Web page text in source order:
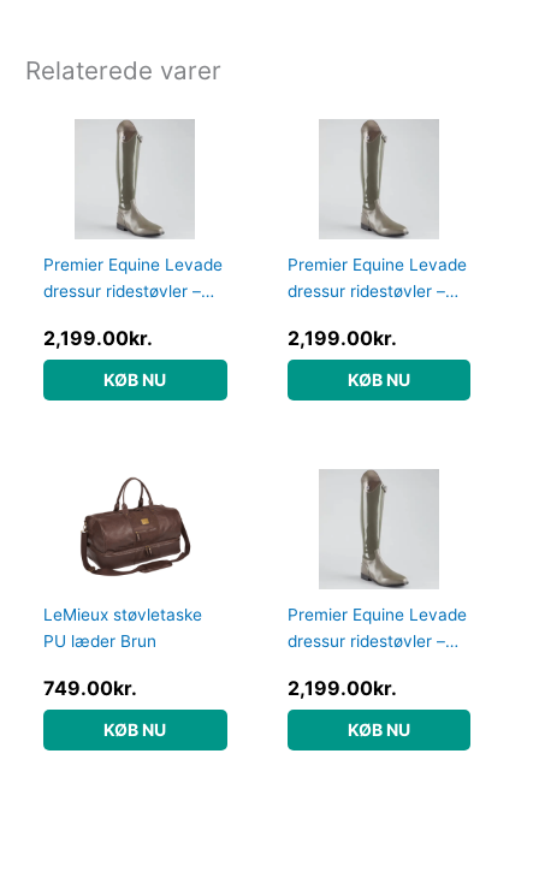
Relaterede varer
Premier Equine Levade
dressur ridestøvler –
2,199.00kr.
KØB NU
Premier Equine Levade
dressur ridestøvler –
2,199.00kr.
KØB NU
LeMieux støvletaske
PU læder Brun
749.00kr.
KØB NU
Premier Equine Levade
dressur ridestøvler –
2,199.00kr.
KØB NU